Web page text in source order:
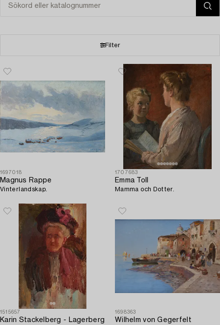
Filter
1697018
Magnus Rappe
Vinterlandskap.
1707683
Emma Toll
Mamma och Dotter.
1515657
Karin Stackelberg - Lagerberg
1698363
Wilhelm von Gegerfelt